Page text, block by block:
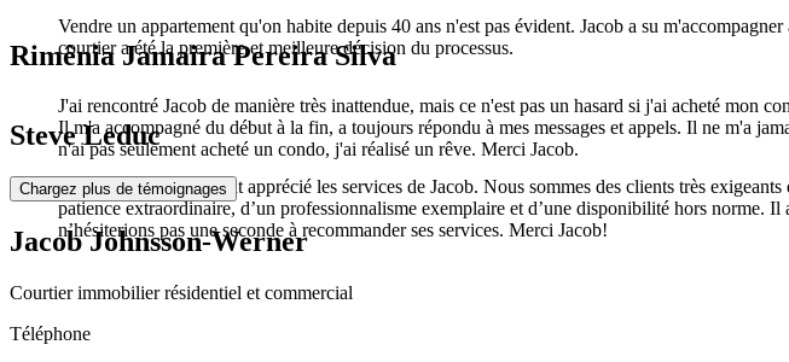
Vendre un appartement qu'on habite depuis 40 ans n'est pas évident. Jacob a su
courtier a été la première et meilleure décision du processus.
Rimênia Jamaira Pereira Silva
J'ai rencontré Jacob de manière très inattendue, mais ce n'est pas un hasard si j'ai acheté
Il m'a accompagné du début à la fin, a toujours répondu à mes messages et appels. Il ne m'a
n'ai pas seulement acheté un condo, j'ai réalisé un rêve. Merci Jacob.
Steve Leduc
Nous avons grandement apprécié les services de Jacob. Nous sommes des clients très
patience extraordinaire, d’un professionnalisme exemplaire et d’une disponibilité hors norme.
n’hésiterions pas une seconde à recommander ses services. Merci Jacob!
Chargez plus de témoignages
Jacob Johnsson-Werner
Courtier immobilier résidentiel et commercial
Téléphone